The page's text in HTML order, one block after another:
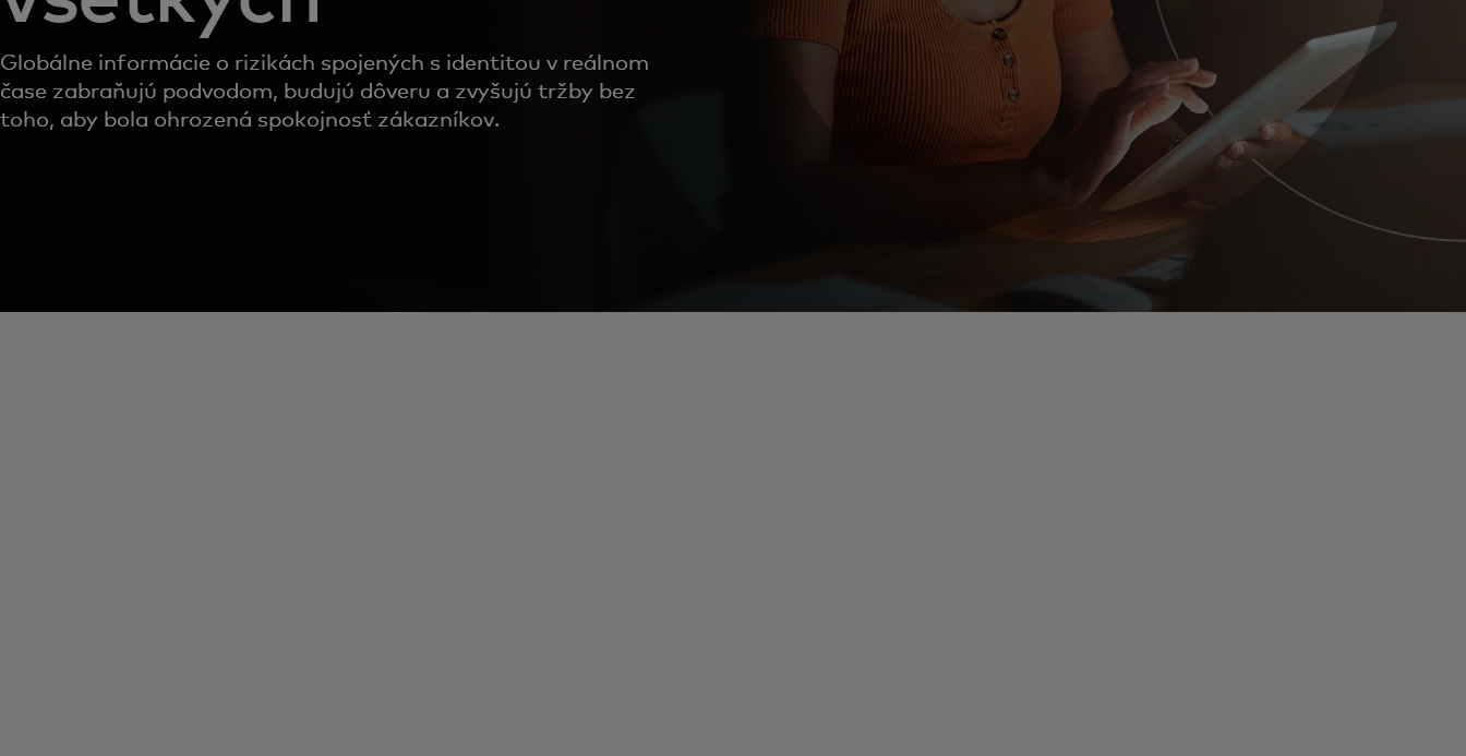
Globálne informácie o rizikách spojených s identitou v reálnom
čase zabraňujú podvodom, budujú dôveru a zvyšujú tržby bez
toho, aby bola ohrozená spokojnosť zákazníkov.